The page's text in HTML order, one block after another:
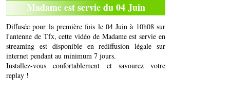
Madame est servie du 04 Juin
Diffusée pour la première fois le 04 Juin à 10h08 sur
l'antenne de Tfx, cette vidéo de Madame est servie en
streaming est disponible en rediffusion légale sur
internet pendant au minimum 7 jours.
Installez-vous confortablement et savourez votre
replay !